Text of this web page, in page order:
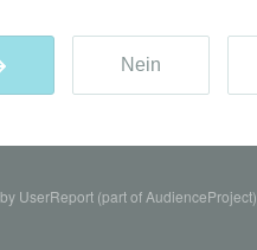
UserReport (part of AudienceProject)